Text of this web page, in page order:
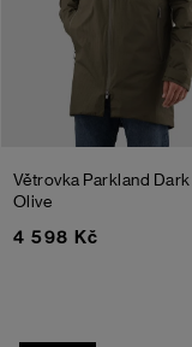
Větrovka Parkland Dark
Olive
4 598 Kč